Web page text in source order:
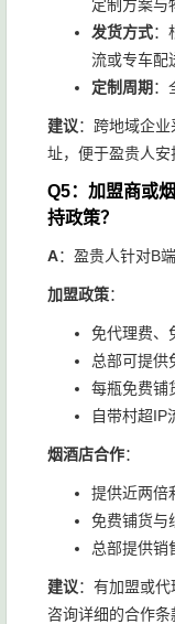
定制方案与
发货方式：
流或专车配
定制周期 ：
建议：跨地域企
址，便于盈贵人安
Q5：加盟商或
持政策？
A：盈贵人针对B
加盟政策：
免代理费、
总部可提供
每瓶免费铺
自带村超IP
烟酒店合作：
提供近两倍
免费铺货与
总部提供销
建议：有加盟或
咨询详细的合作条